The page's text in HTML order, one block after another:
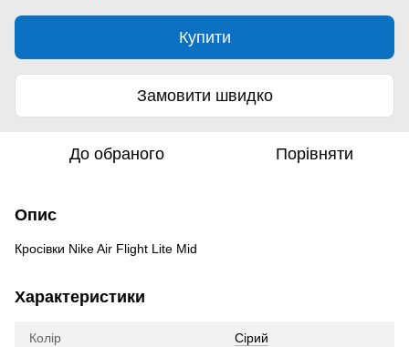
Купити
Замовити швидко
До обраного Порівняти
Опис
Кросівки Nike Air Flight Lite Mid
Характеристики
Колір Сірий